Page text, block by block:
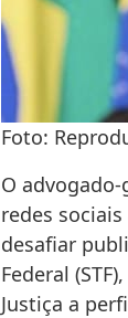
Foto:
O
redes
desafiar
Federal
Justiça a